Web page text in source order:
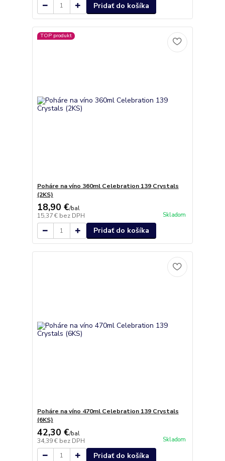
Pridať do košíka
TOP produkt
Poháre na víno 360ml Celebration 139 Crystals
(2KS)
18,90 €/bal
15,37 € bez DPH Skladom
Pridať do košíka
Poháre na víno 470ml Celebration 139 Crystals
(6KS)
42,30 €/bal
34,39 € bez DPH Skladom
Pridať do košíka